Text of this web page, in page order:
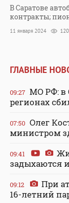
В Саратове
контракты;
11 января 2024
ГЛАВНЫЕ
09:27 МО РФ: в
регионах
07:50 Олег
министром
09:41
задыхаются
09:12
При
16-летний